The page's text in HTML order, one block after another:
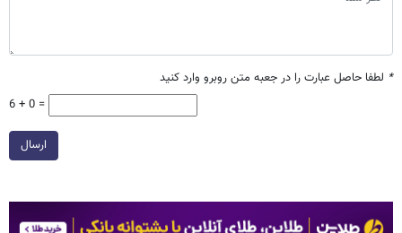
* لطفا حاصل عبارت را در جعبه متن روبرو وارد کنید
6 + 0 =
ارسال